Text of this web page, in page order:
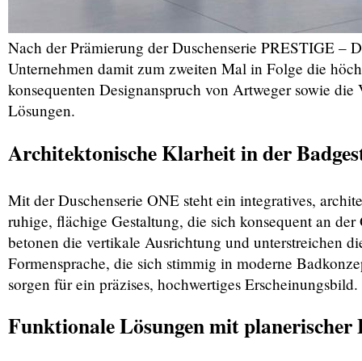
Nach der Prämierung der Duschenserie PRESTIGE –
Unternehmen damit zum zweiten Mal in Folge die
konsequenten Designanspruch von Artweger sowie
Lösungen.
Architektonische Klarheit in der
Mit der Duschenserie ONE steht ein integratives,
ruhige, flächige Gestaltung, die sich konsequent an
betonen die vertikale Ausrichtung und unterstreichen
Formensprache, die sich stimmig in moderne
sorgen für ein präzises, hochwertiges Erscheinungsbild.
Funktionale Lösungen mit